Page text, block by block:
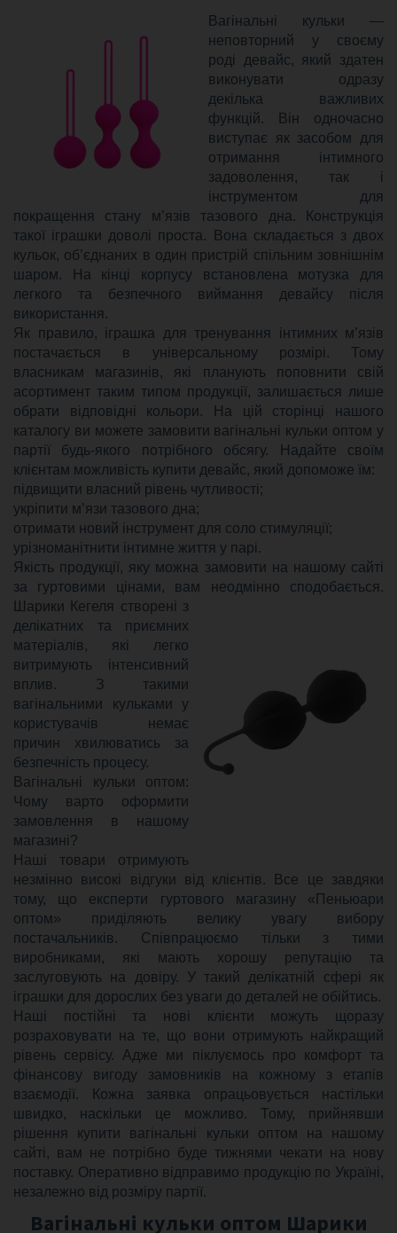
Вагінальні кульки —
неповторний у своєму
роді девайс, який здатен
виконувати одразу
декілька важливих
функцій. Він одночасно
виступає як засобом для
отримання інтимного
задоволення, так і
інструментом для
покращення стану м’язів тазового дна. Конструкція
такої іграшки доволі проста. Вона складається з двох
кульок, об’єднаних в один пристрій спільним зовнішнім
шаром. На кінці корпусу встановлена мотузка для
легкого та безпечного виймання девайсу після
використання.
Як правило, іграшка для тренування інтимних м’язів
постачається в універсальному розмірі. Тому
власникам магазинів, які планують поповнити свій
асортимент таким типом продукції, залишається лише
обрати відповідні кольори. На цій сторінці нашого
каталогу ви можете замовити вагінальні кульки оптом у
партії будь-якого потрібного обсягу. Надайте своїм
клієнтам можливість купити девайс, який допоможе їм:
підвищити власний рівень чутливості;
укріпити м’язи тазового дна;
отримати новий інструмент для соло стимуляції;
урізноманітнити інтимне життя у парі.
Якість продукції, яку можна замовити на нашому сайті
за гуртовими цінами, вам неодмінно сподобається.
Шарики Кегеля створені з
делікатних та приємних
матеріалів, які легко
витримують інтенсивний
вплив. З такими
вагінальними кульками у
користувачів немає
причин хвилюватись за
безпечність процесу.
Вагінальні кульки оптом:
Чому варто оформити
замовлення в нашому
магазині?
Наші товари отримують
незмінно високі відгуки від клієнтів. Все це завдяки
тому, що експерти гуртового магазину «Пеньюари
оптом» приділяють велику увагу вибору
постачальників. Співпрацюємо тільки з тими
виробниками, які мають хорошу репутацію та
заслуговують на довіру. У такий делікатній сфері як
іграшки для дорослих без уваги до деталей не обійтись.
Наші постійні та нові клієнти можуть щоразу
розраховувати на те, що вони отримують найкращий
рівень сервісу. Адже ми піклуємось про комфорт та
фінансову вигоду замовників на кожному з етапів
взаємодії. Кожна заявка опрацьовується настільки
швидко, наскільки це можливо. Тому, прийнявши
рішення купити вагінальні кульки оптом на нашому
сайті, вам не потрібно буде тижнями чекати на нову
поставку. Оперативно відправимо продукцію по Україні,
незалежно від розміру партії.
Вагінальні кульки оптом Шарики